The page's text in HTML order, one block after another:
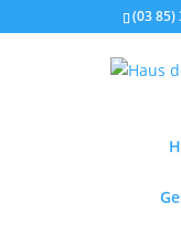
(03 85)